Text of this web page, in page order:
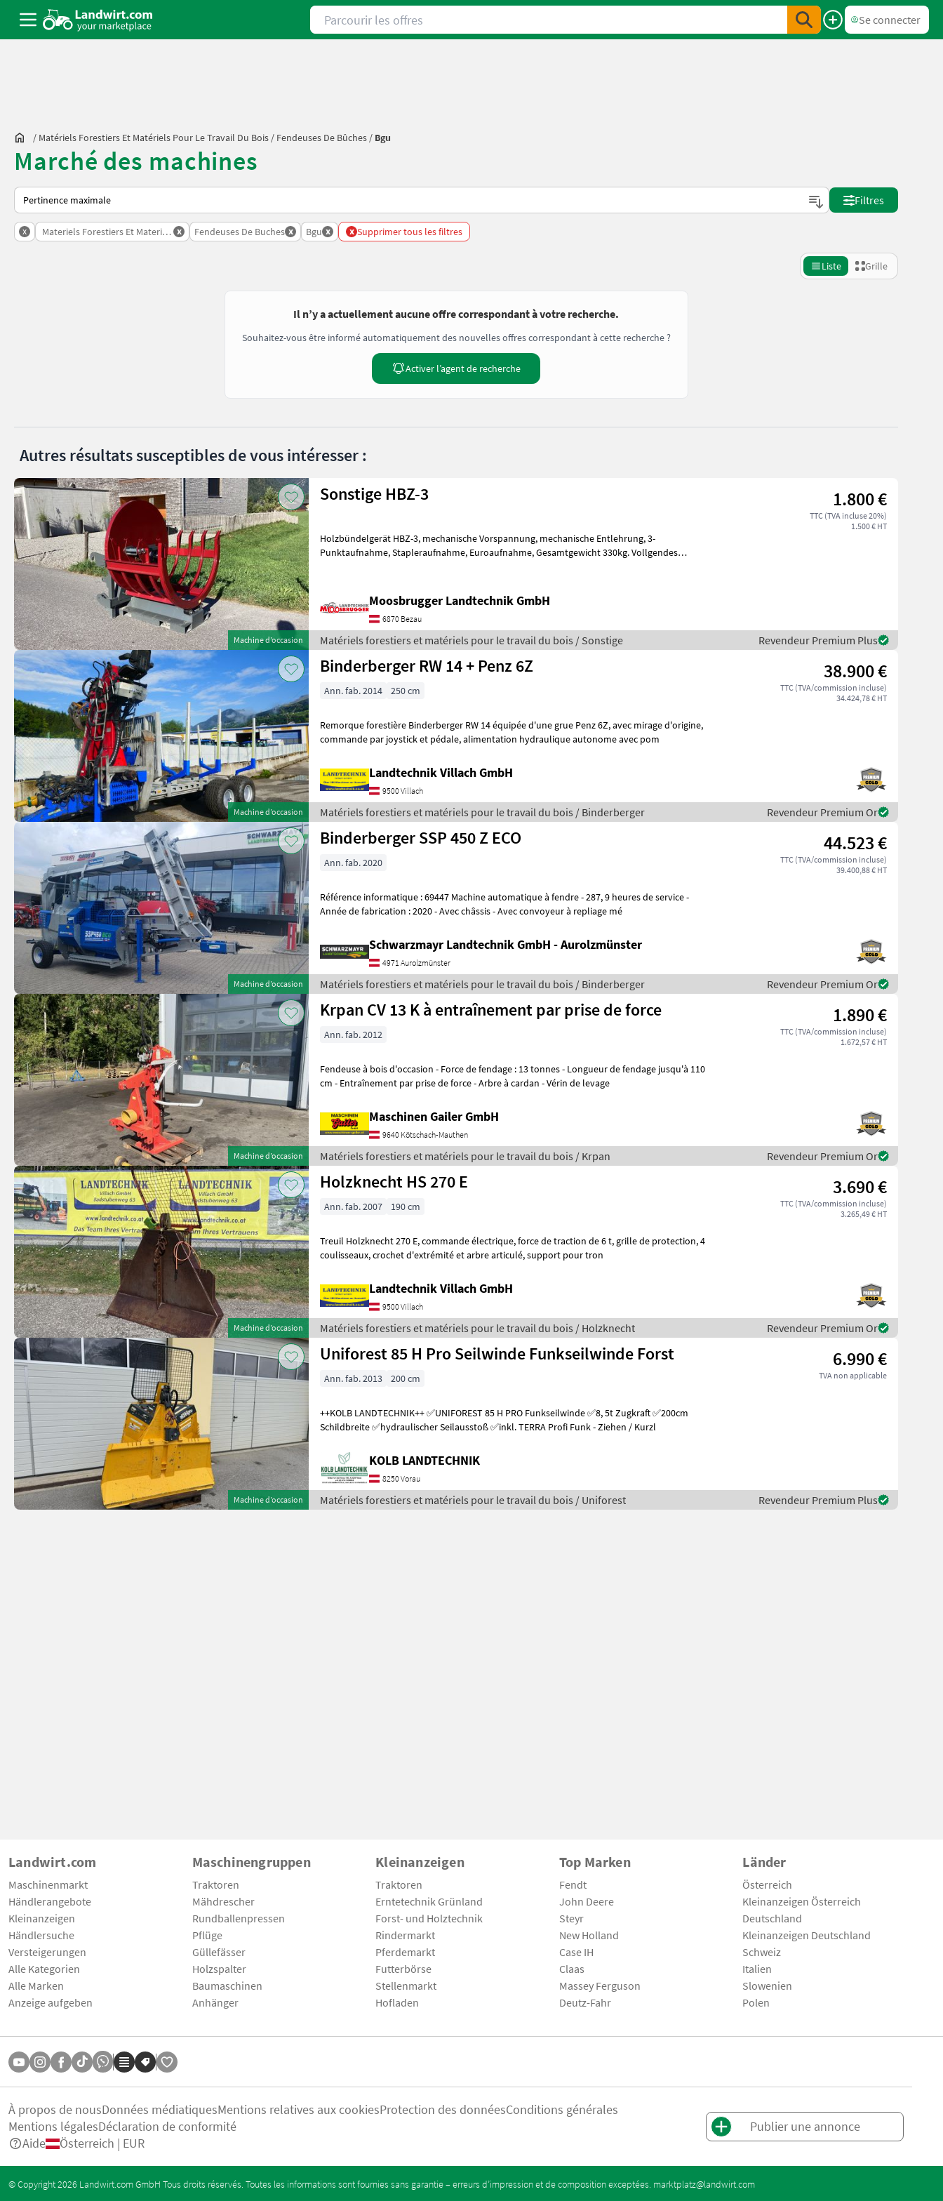
Parcourir les offres
Se connecter
/ Matériels Forestiers Et Matériels Pour Le Travail Du Bois / Fendeuses De Bûches / Bgu
Marché des machines
Voici comment les annonces sont triées sur Landwirt.com
Filtres
x Materiels Forestiers Et Materiels Pour Le Travail Du Bois
x Fendeuses De Buches x Bgu x x Supprimer tous les filtres
Liste Grille
Il n’y a actuellement aucune offre correspondant à votre recherche.
Souhaitez-vous être informé automatiquement des nouvelles offres correspondant à cette recherche ?
Activer l’agent de recherche
Autres résultats susceptibles de vous intéresser :
Machine d’occasion
Sonstige HBZ-3 1.800 €
TTC (TVA incluse 20%)
1.500 € HT
Holzbündelgerät HBZ-3, mechanische Vorspannung, mechanische Entlehrung, 3-
Punktaufnahme, Stapleraufnahme, Euroaufnahme, Gesamtgewicht 330kg. Vollgendes
Moosbrugger Landtechnik GmbH
6870 Bezau
Matériels forestiers et matériels pour le travail du bois / Sonstige Revendeur Premium Plus
Machine d’occasion
Binderberger RW 14 + Penz 6Z 38.900 €
TTC (TVA/commission incluse)
34.424,78 € HT
Ann. fab. 2014 250 cm
Remorque forestière Binderberger RW 14 équipée d'une grue Penz 6Z, avec mirage d'origine,
commande par joystick et pédale, alimentation hydraulique autonome avec pom
Landtechnik Villach GmbH
9500 Villach
Matériels forestiers et matériels pour le travail du bois / Binderberger Revendeur Premium Or
Machine d’occasion
Binderberger SSP 450 Z ECO 44.523 €
TTC (TVA/commission incluse)
39.400,88 € HT
Ann. fab. 2020
Référence informatique : 69447 Machine automatique à fendre - 287, 9 heures de service -
Année de fabrication : 2020 - Avec châssis - Avec convoyeur à repliage mé
Schwarzmayr Landtechnik GmbH - Aurolzmünster
4971 Aurolzmünster
Matériels forestiers et matériels pour le travail du bois / Binderberger Revendeur Premium Or
Machine d’occasion
Krpan CV 13 K à entraînement par prise de force 1.890 €
TTC (TVA/commission incluse)
1.672,57 € HT
Ann. fab. 2012
Fendeuse à bois d'occasion - Force de fendage : 13 tonnes - Longueur de fendage jusqu'à 110
cm - Entraînement par prise de force - Arbre à cardan - Vérin de levage
Maschinen Gailer GmbH
9640 Kötschach-Mauthen
Matériels forestiers et matériels pour le travail du bois / Krpan Revendeur Premium Or
Machine d’occasion
Holzknecht HS 270 E 3.690 €
TTC (TVA/commission incluse)
3.265,49 € HT
Ann. fab. 2007 190 cm
Treuil Holzknecht 270 E, commande électrique, force de traction de 6 t, grille de protection, 4
coulisseaux, crochet d'extrémité et arbre articulé, support pour tron
Landtechnik Villach GmbH
9500 Villach
Matériels forestiers et matériels pour le travail du bois / Holzknecht Revendeur Premium Or
Machine d’occasion
Uniforest 85 H Pro Seilwinde Funkseilwinde Forst 6.990 €
TVA non applicable
Ann. fab. 2013 200 cm
++KOLB LANDTECHNIK++ ✅UNIFOREST 85 H PRO Funkseilwinde ✅8, 5t Zugkraft ✅200cm
Schildbreite ✅hydraulischer Seilausstoß ✅inkl. TERRA Profi Funk - Ziehen / Kurzl
KOLB LANDTECHNIK
8250 Vorau
Matériels forestiers et matériels pour le travail du bois / Uniforest Revendeur Premium Plus
Landwirt.com
Maschinenmarkt
Händlerangebote
Kleinanzeigen
Händlersuche
Versteigerungen
Alle Kategorien
Alle Marken
Anzeige aufgeben
Maschinengruppen
Traktoren
Mähdrescher
Rundballenpressen
Pflüge
Güllefässer
Holzspalter
Baumaschinen
Anhänger
Kleinanzeigen
Traktoren
Erntetechnik Grünland
Forst- und Holztechnik
Rindermarkt
Pferdemarkt
Futterbörse
Stellenmarkt
Hofladen
Top Marken
Fendt
John Deere
Steyr
New Holland
Case IH
Claas
Massey Ferguson
Deutz-Fahr
Länder
Österreich
Kleinanzeigen Österreich
Deutschland
Kleinanzeigen Deutschland
Schweiz
Italien
Slowenien
Polen
À propos de nousDonnées médiatiquesMentions relatives aux cookiesProtection des donnéesConditions générales
Mentions légalesDéclaration de conformité
Aide
Österreich | EUR
Publier une annonce
© Copyright 2026 Landwirt.com GmbH Tous droits réservés. Toutes les informations sont fournies sans garantie – erreurs d’impression et de composition exceptées. marktplatz@landwirt.com